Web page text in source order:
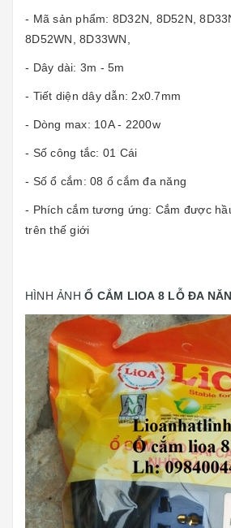
- Mã sản phẩm: 8D32N, 8D52N,
8D52WN, 8D33WN,
- Dây dài: 3m - 5m
- Tiết diện dây dẫn: 2x0.7mm
- Dòng max: 10A - 2200w
- Số công tắc: 01 Cái
- Số ổ cắm: 08 ổ cắm đa năng
- Phích cắm tương ứng: Cắm được
trên thế giới
HÌNH ẢNH Ổ CẮM LIOA 8 LỖ ĐA